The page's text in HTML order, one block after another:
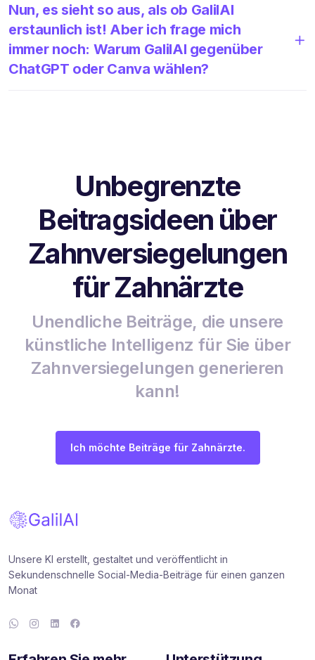
Nun, es sieht so aus, als ob GalilAI
erstaunlich ist! Aber ich frage mich
immer noch: Warum GalilAI gegenüber
ChatGPT oder Canva wählen?
Unbegrenzte
Beitragsideen über
Zahnversiegelungen
für Zahnärzte
Unendliche Beiträge, die unsere
künstliche Intelligenz für Sie über
Zahnversiegelungen generieren
kann!
Ich möchte Beiträge für Zahnärzte.
Unsere KI erstellt, gestaltet und veröffentlicht in
Sekundenschnelle Social-Media-Beiträge für einen ganzen
Monat